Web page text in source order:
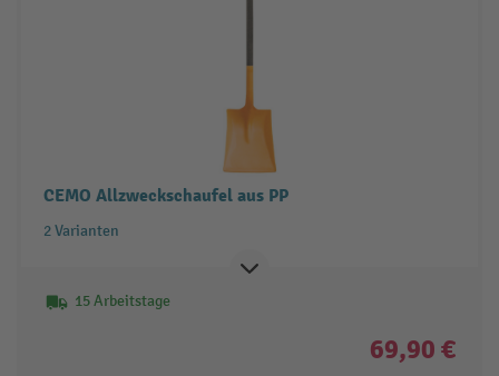
CEMO Allzweckschaufel aus PP
2 Varianten
15 Arbeitstage
69,90 €